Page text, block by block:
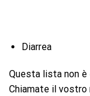
Diarrea
Questa lista non
Chiamate il vostro